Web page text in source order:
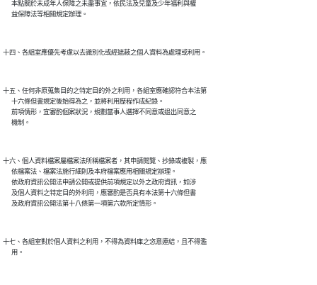
      本點關於未成年人保障之未盡事宜，依民法及兒童及少年福利與權
十五、任何非原蒐集目的之特定目的外之利用，各組室應確認符合本法第
      十六條但書規定後始得為之，並將利用歷程作成紀錄。
      前項情形，宜審酌個案狀況，規劃當事人選擇不同意或退出同意之
十六、個人資料檔案屬檔案法所稱檔案者，其申請閱覽、抄錄或複製，應
      依檔案法、檔案法施行細則及本府檔案應用相關規定辦理。
      依政府資訊公開法申請公開或提供前項規定以外之政府資訊，如涉
      及個人資料之特定目的外利用，應審酌是否具有本法第十六條但書
十七、各組室對於個人資料之利用，不得為資料庫之恣意連結，且不得濫